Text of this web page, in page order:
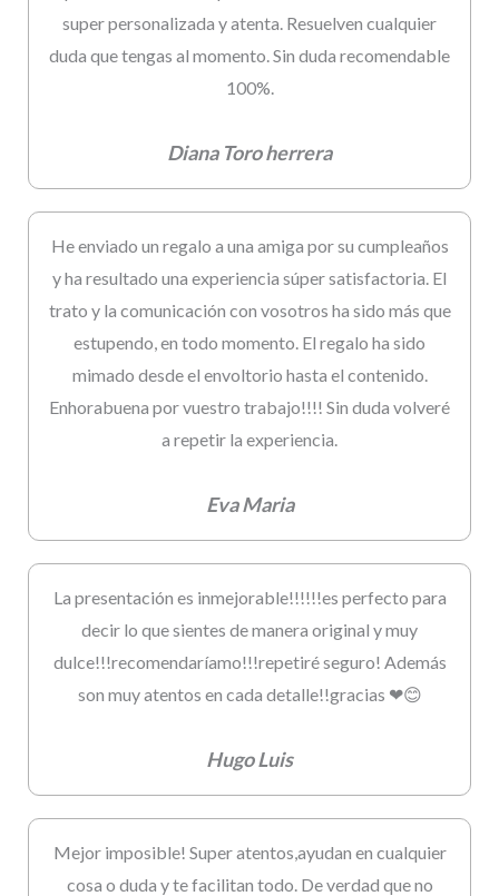
super personalizada y atenta. Resuelven cualquier
duda que tengas al momento. Sin duda recomendable
100%.
Diana Toro herrera
He enviado un regalo a una amiga por su cumpleaños
y ha resultado una experiencia súper satisfactoria. El
trato y la comunicación con vosotros ha sido más que
estupendo, en todo momento. El regalo ha sido
mimado desde el envoltorio hasta el contenido.
Enhorabuena por vuestro trabajo!!!! Sin duda volveré
a repetir la experiencia.
Eva Maria
La presentación es inmejorable!!!!!!es perfecto para
decir lo que sientes de manera original y muy
dulce!!!recomendaríamo!!!repetiré seguro! Además
son muy atentos en cada detalle!!gracias ❤😊
Hugo Luis
Mejor imposible! Super atentos,ayudan en cualquier
cosa o duda y te facilitan todo. De verdad que no